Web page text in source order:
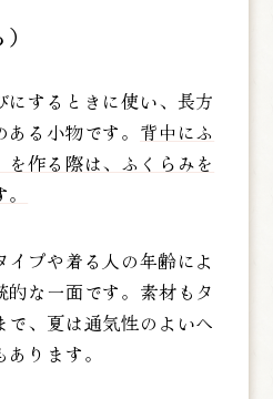
にするときに使い、長方
る小物です。 背中にふ
を作る際は、ふくらみを
プや着る人の年齢によ
的な一面です。素材もタ
で、夏は通気性のよいヘ
ります。